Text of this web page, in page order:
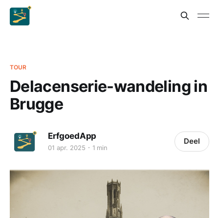
TOUR
Delacenserie-wandeling in
Brugge
ErfgoedApp
01 apr. 2025 1 min
Deel